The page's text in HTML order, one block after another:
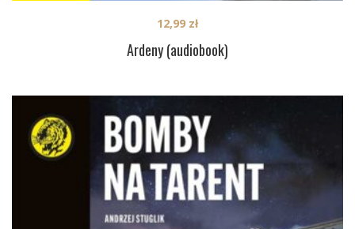
Ardeny (audiobook)
12,99 zł